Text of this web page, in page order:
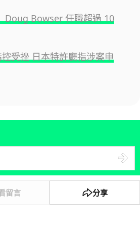
Bowser 任職超過 10
受挫 日本特許廳指涉案申
留言 分享